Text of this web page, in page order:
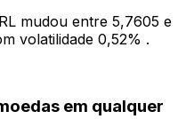
mudou entre 5,7605 e
volatilidade 0,52% .
em qualquer